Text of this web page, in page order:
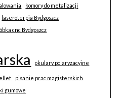
komory do metalizacji
laseroterpia Bydgoszcz
cnc Bydgoszcz
okulary polaryzacyjne
pisanie prac magisterskich
gumowe